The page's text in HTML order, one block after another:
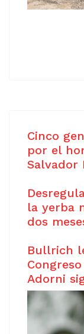
Cinco
por el
Salvador
la yerba
dos
Bullrich
Adorni